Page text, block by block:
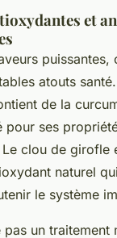
et
puissantes,
atouts
de la
pour ses
clou de girofle
naturel
le système
pas un traitement